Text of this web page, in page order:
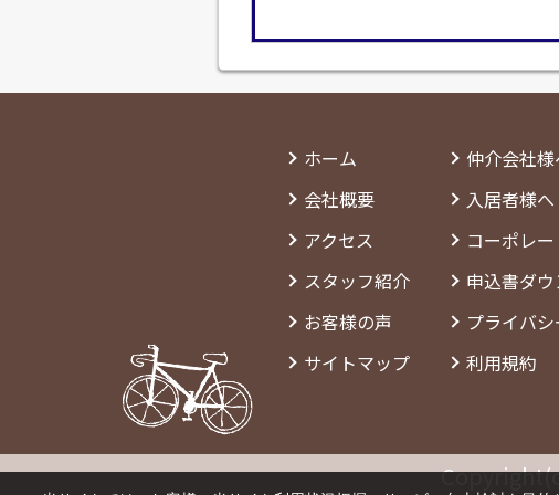
ホーム
会社概要
アクセス
スタッフ紹介
お客様の声
サイトマップ
仲介会社様
入居者様へ
コーポレ
申込書ダ
プライバ
利用規約